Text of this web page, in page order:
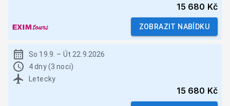
15 680 Kč
ZOBRAZIT NABÍDKU
So 19.9. – Út 22.9.2026
4 dny (3 noci)
Letecky
15 680 Kč